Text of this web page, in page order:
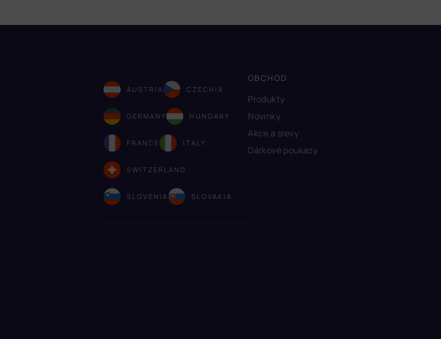
AUSTRIA CZECHIA
GERMANY HUNGARY
FRANCE ITALY
SWITZERLAND
SLOVENIA SLOVAKIA
OBCHOD
Produkty
Novinky
Akce a slevy
Dárkové poukazy